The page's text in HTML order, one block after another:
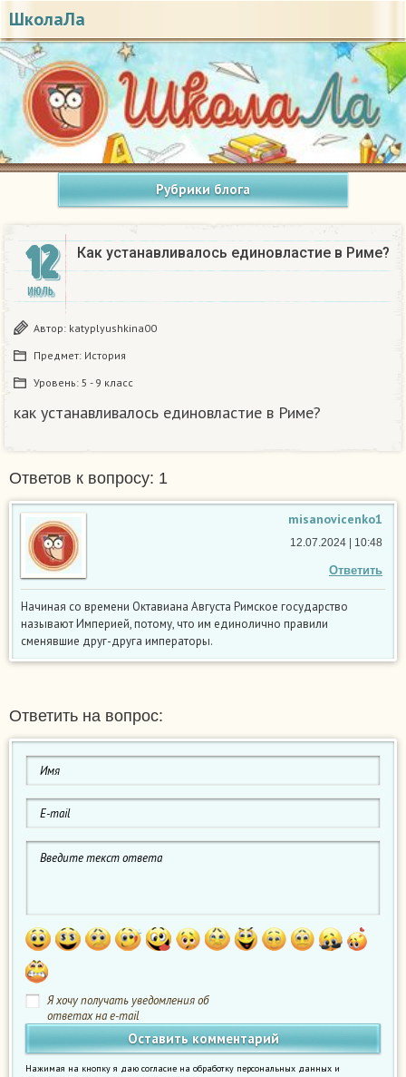
ШколаЛа
Рубрики блога
12
ИЮЛЬ
Как устанавливалось единовластие в Риме?
Автор: katyplyushkina00
Предмет: История
Уровень: 5 - 9 класс
как устанавливалось единовластие в Риме? ​
Ответов к вопросу: 1
misanovicenko1
Ответить
12.07.2024 | 10:48
Начиная со времени Октавиана Августа Римское государство
называют Империей, потому, что им единолично правили
сменявшие друг-друга императоры.
Ответить на вопрос:
Я хочу получать уведомления об
ответах на e-mail
Нажимая на кнопку я даю согласие на обработку персональных данных и